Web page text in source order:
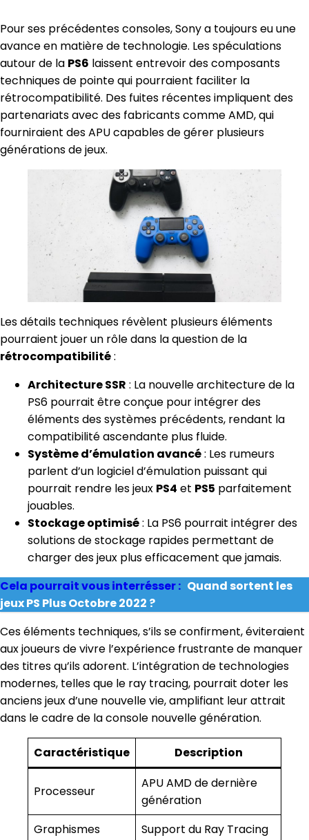
Pour ses précédentes consoles, Sony a toujours eu une
avance en matière de technologie. Les spéculations
autour de la PS6 laissent entrevoir des composants
techniques de pointe qui pourraient faciliter la
rétrocompatibilité. Des fuites récentes impliquent des
partenariats avec des fabricants comme AMD, qui
fourniraient des APU capables de gérer plusieurs
générations de jeux.
Les détails techniques révèlent plusieurs éléments
pourraient jouer un rôle dans la question de la
rétrocompatibilité:
Architecture SSR : La nouvelle architecture de la
PS6 pourrait être conçue pour intégrer des
éléments des systèmes précédents, rendant la
compatibilité ascendante plus fluide.
Système d’émulation avancé: Les rumeurs
parlent d’un logiciel d’émulation puissant qui
pourrait rendre les jeux PS4 et PS5 parfaitement
jouables.
Stockage optimisé: La PS6 pourrait intégrer des
solutions de stockage rapides permettant de
charger des jeux plus efficacement que jamais.
Cela pourrait vous interrésser : Quand sortent les
jeux PS Plus Octobre 2022 ?
Ces éléments techniques, s’ils se confirment, éviteraient
aux joueurs de vivre l’expérience frustrante de manquer
des titres qu’ils adorent. L’intégration de technologies
modernes, telles que le ray tracing, pourrait doter les
anciens jeux d’une nouvelle vie, amplifiant leur attrait
dans le cadre de la console nouvelle génération.
Caractéristique Description
Processeur
APU AMD de dernière
génération
Graphismes
Support du Ray Tracing